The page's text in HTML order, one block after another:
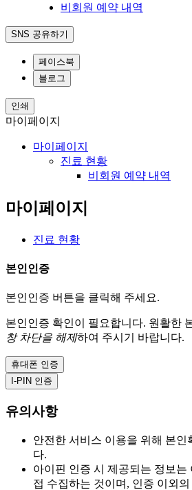
비회원 예약 내역
SNS 공유하기
페이스북
블로그
인쇄
마이페이지
마이페이지
진료 현황
비회원 예약 내역
마이페이지
진료 현황
본인인증
본인인증 버튼을 클릭해 주세요.
본인인증 확인이 필요합니다. 원활한
창 차단을 해제하여 주시기 바랍니다.
휴대폰 인증
I-PIN 인증
유의사항
안전한 서비스 이용을 위해 본인
다.
아이핀 인증 시 제공되는 정보는
접 수집하는 것이며, 인증 이외